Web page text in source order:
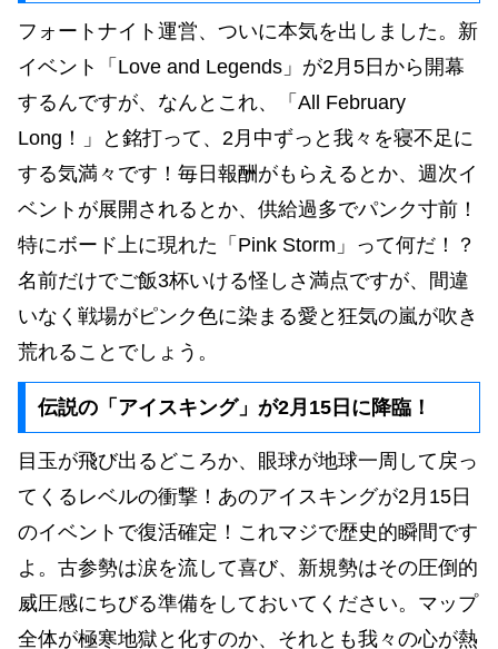
フォートナイト運営、ついに本気を出しました。新
イベント「Love and Legends」が2月5日から開幕
するんですが、なんとこれ、「All February
Long！」と銘打って、2月中ずっと我々を寝不足に
する気満々です！毎日報酬がもらえるとか、週次イ
ベントが展開されるとか、供給過多でパンク寸前！
特にボード上に現れた「Pink Storm」って何だ！？
名前だけでご飯3杯いける怪しさ満点ですが、間違
いなく戦場がピンク色に染まる愛と狂気の嵐が吹き
荒れることでしょう。
伝説の「アイスキング」が2月15日に降臨！
目玉が飛び出るどころか、眼球が地球一周して戻っ
てくるレベルの衝撃！あのアイスキングが2月15日
のイベントで復活確定！これマジで歴史的瞬間です
よ。古参勢は涙を流して喜び、新規勢はその圧倒的
威圧感にちびる準備をしておいてください。マップ
全体が極寒地獄と化すのか、それとも我々の心が熱